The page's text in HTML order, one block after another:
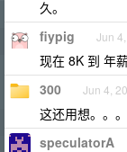
久。
fiypig Jun
现在 8K 到 年
300 Jun 4,
这还用想。。。
speculatorA